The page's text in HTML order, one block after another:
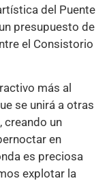
del Puente
presupuesto de
el Consistorio
más al
se unirá a otras
creando un
en
es preciosa
explotar la